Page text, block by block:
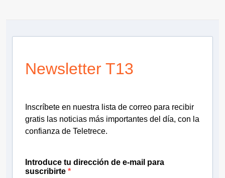
Newsletter T13
Inscríbete en nuestra lista de correo para recibir
gratis las noticias más importantes del día, con la
confianza de Teletrece.
Introduce tu dirección de e-mail para
suscribirte